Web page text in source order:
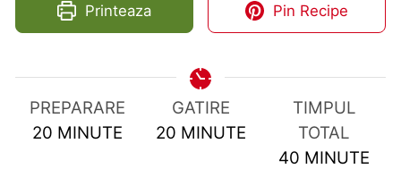
Printeaza Pin Recipe
PREPARARE
20MINUTES
MINUTE
GATIRE
20MINUTES
MINUTE
TIMPUL
TOTAL
40 MINUTES
MINUTE